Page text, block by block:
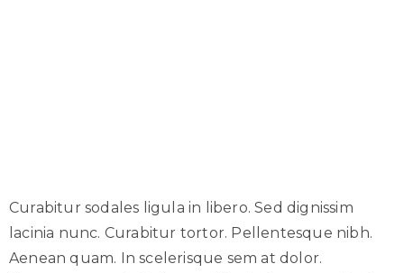
Curabitur sodales ligula in libero. Sed dignissim
lacinia nunc. Curabitur tortor. Pellentesque nibh.
Aenean quam. In scelerisque sem at dolor.